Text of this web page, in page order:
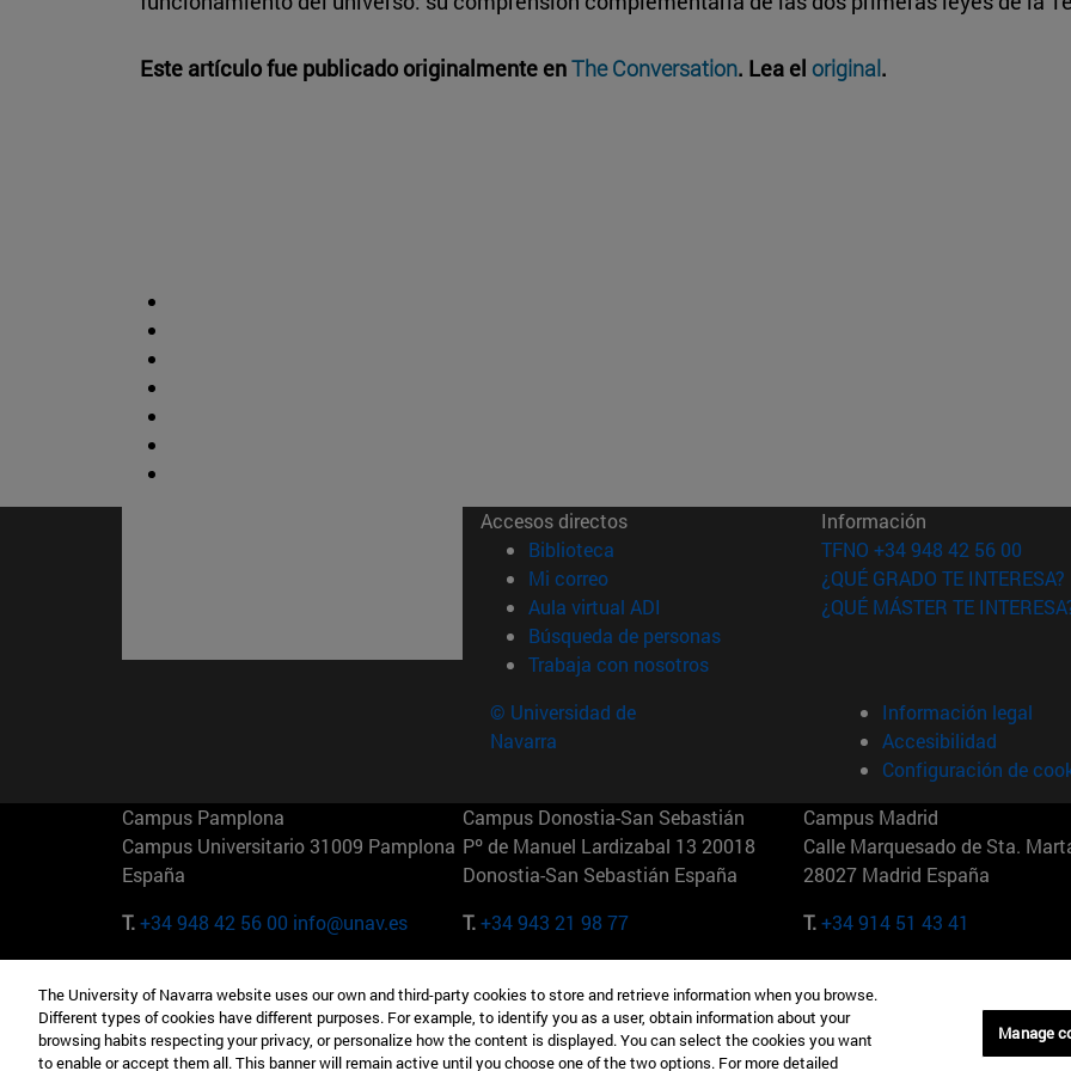
Este artículo fue publicado originalmente enThe Conversation. Lea el original.
Accesos directos
Biblioteca (abre en nueva ventana)
Mi correo(abre en nueva ventana)
Aula virtual ADI (abre en nueva ventana)
Búsqueda de personas(abre en nueva ventana)
Trabaja con nosotros(abre en nueva ventana)
Información
TFNO +34 948 42 56 00
¿QUÉ GRADO TE INTERESA?
¿QUÉ MÁSTER TE
© Universidad de
Navarra
Información legal
Accesibilidad
Configuración de
Campus Pamplona
Campus Universitario 31009 Pamplona
España
T.+34 948 42 56 00 info@unav.es
Campus Donostia-San Sebastián
Pº de Manuel Lardizabal 13 20018
Donostia-San Sebastián España
T.+34 943 21 98 77
Campus Madrid
Calle Marquesado de Sta.
28027 Madrid España
T.+34 914 51 43 41
Camino del Cerro Águila 3 28023
Madrid España
165 W 57th St 10019-2201 Nueva York
EE.UU
Maria-Theresia-Straße 15 81675
Múnich Alemania
The University of Navarra website uses our own and third-party cookies to store and retrieve information when you browse.
Different types of cookies have different purposes. For example, to identify you as a user, obtain information about your
browsing habits respecting your privacy, or personalize how the content is displayed. You can select the cookies you want
to enable or accept them all. This banner will remain active until you choose one of the two options. For more detailed
Manage